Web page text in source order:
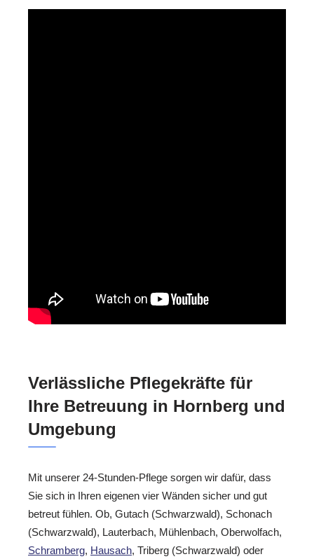
Verlässliche Pflegekräfte für
Ihre Betreuung in Hornberg und
Umgebung
Mit unserer 24-Stunden-Pflege sorgen wir dafür, dass
Sie sich in Ihren eigenen vier Wänden sicher und gut
betreut fühlen. Ob, Gutach (Schwarzwald), Schonach
(Schwarzwald), Lauterbach, Mühlenbach, Oberwolfach,
Schramberg, Hausach, Triberg (Schwarzwald) oder